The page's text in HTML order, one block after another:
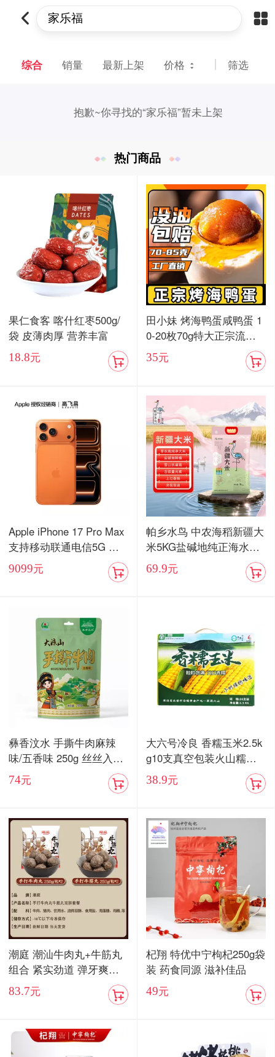
综合 销量 最新上架 价格 筛选
抱歉~你寻找的“家乐福”暂未上架
热门商品
果仁食客 喀什红枣500g/
袋 皮薄肉厚 营养丰富
18.8元
田小妹 烤海鸭蛋咸鸭蛋 1
0-20枚70g特大正宗流油
烤海鸭蛋广东红树林整箱
包邮
35元
Apple iPhone 17 Pro Max
支持移动联通电信5G 双
卡双待手机【现货发售】
9099元
帕乡水鸟 中农海稻新疆大
米5KG盐碱地纯正海水稻
当季新米
69.9元
彝香汶水 手撕牛肉麻辣
味/五香味 250g 丝丝入味
入口化渣
74元
大六号冷良 香糯玉米2.5k
g10支真空包装火山糯玉
米
38.9元
潮庭 潮汕牛肉丸+牛筋丸
组合 紧实劲道 弹牙爽口
顺丰包邮
83.7元
杞翔 特优中宁枸杞250g袋
装 药食同源 滋补佳品
49元